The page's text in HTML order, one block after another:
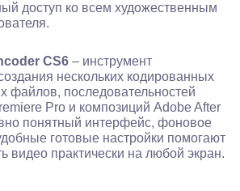
доступ ко всем художественным
CS6 – инструмент
нескольких кодированных
файлов, последовательностей
Pro и композиций Adobe After
понятный интерфейс, фоновое
готовые настройки помогают
видео практически на любой экран.